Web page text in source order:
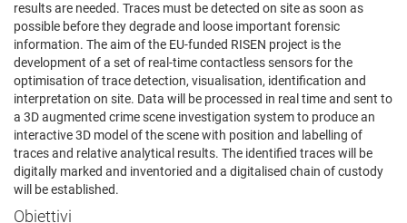
results are needed. Traces must be detected on site as soon as
possible before they degrade and loose important forensic
information. The aim of the EU-funded RISEN project is the
development of a set of real-time contactless sensors for the
optimisation of trace detection, visualisation, identification and
interpretation on site. Data will be processed in real time and sent to
a 3D augmented crime scene investigation system to produce an
interactive 3D model of the scene with position and labelling of
traces and relative analytical results. The identified traces will be
digitally marked and inventoried and a digitalised chain of custody
will be established.
Obiettivi